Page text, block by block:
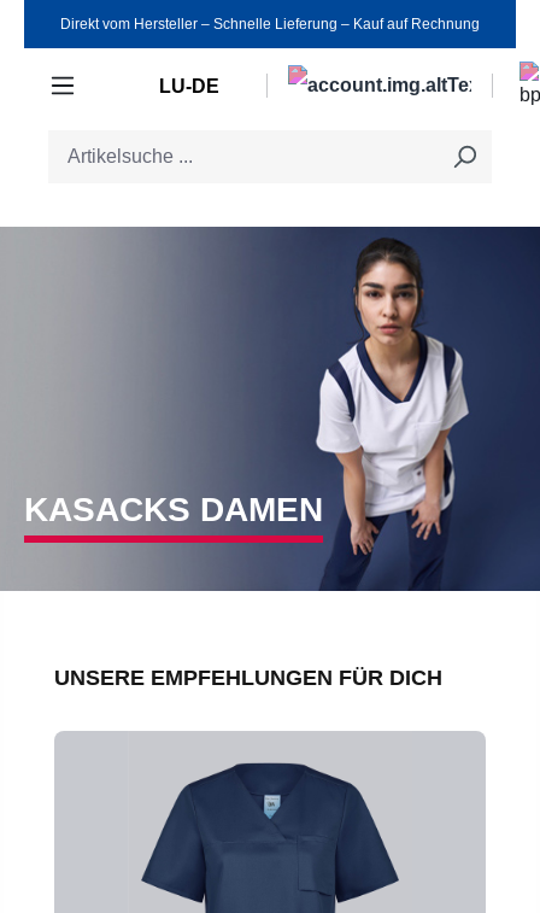
Zum Hauptinhalt springen
Direkt vom Hersteller ‒ Schnelle Lieferung ‒ Kauf auf Rechnung
LU-DE
KASACKS DAMEN
Produktgalerie überspringen
UNSERE EMPFEHLUNGEN FÜR DICH